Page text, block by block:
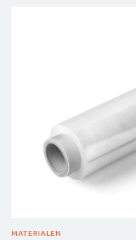
MATERIALEN